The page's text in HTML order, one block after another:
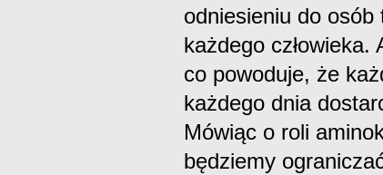
odniesieniu do osób
każdego człowieka.
co powoduje, że
każdego dnia
Mówiąc o roli
będziemy